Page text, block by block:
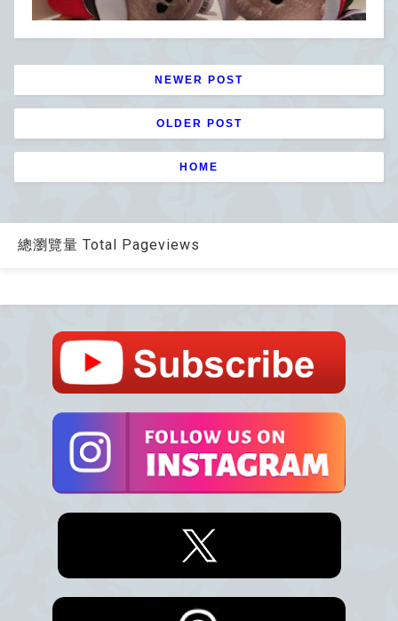
NEWER POST
OLDER POST
HOME
總瀏覽量 Total Pageviews